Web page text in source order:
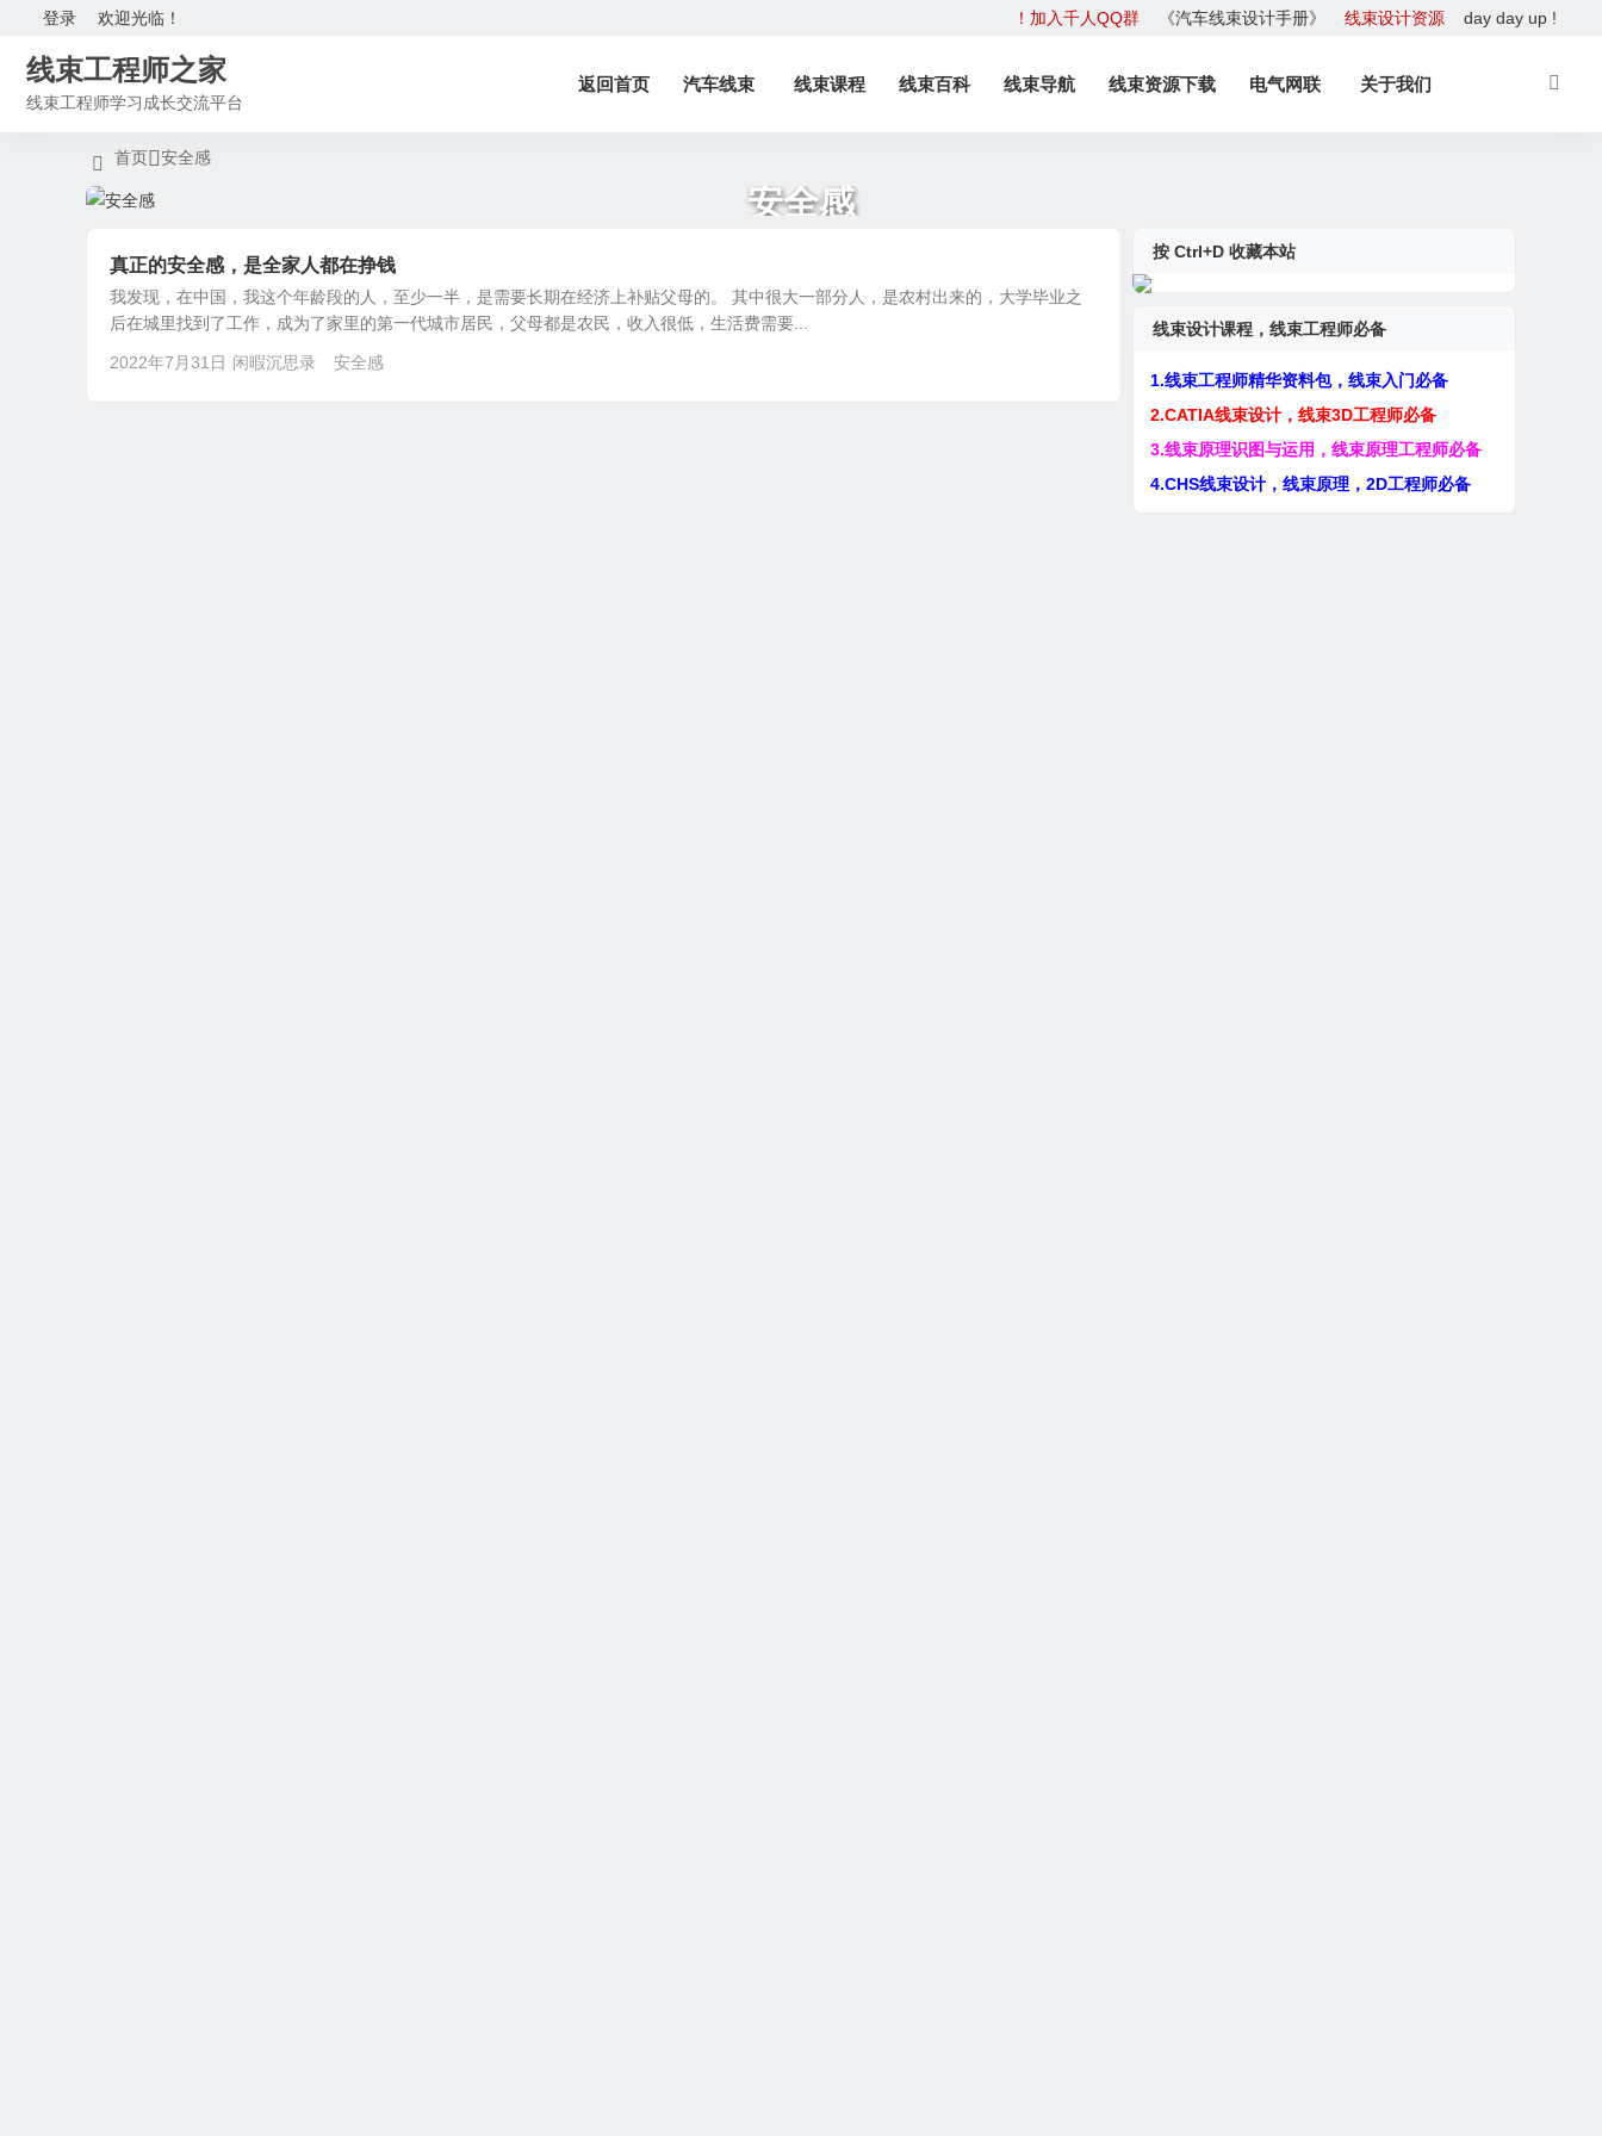
欢迎光临！
登录 ！加入千人QQ群 《汽车线束设计手册》 线束设计资源 day day up !
线束工程师之家
线束工程师学习成长交流平台
返回首页 汽车线束 线束课程 线束百科 线束导航 线束资源下载 电气网联 关于我们
首页 安全感
安全感
真正的安全感，是全家人都在挣钱
我发现，在中国，我这个年龄段的人，至少一半，是需要长期在经济上补贴父母的。 其中很大一部分人，是农村出来的，大学毕业之
后在城里找到了工作，成为了家里的第一代城市居民，父母都是农民，收入很低，生活费需要...
2022年7月31日 闲暇沉思录 安全感
按 Ctrl+D 收藏本站
线束设计课程，线束工程师必备
1.线束工程师精华资料包，线束入门必备
2.CATIA线束设计，线束3D工程师必备
3.线束原理识图与运用，线束原理工程师必备
4.CHS线束设计，线束原理，2D工程师必备